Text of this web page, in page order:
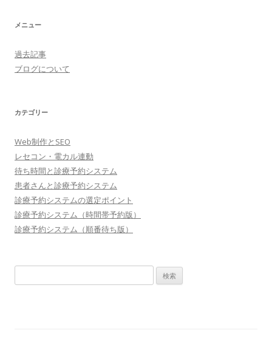
メニュー
過去記事
ブログについて
カテゴリー
Web制作とSEO
レセコン・電カル連動
待ち時間と診療予約システム
患者さんと診療予約システム
診療予約システムの選定ポイント
診療予約システム（時間帯予約版）
診療予約システム（順番待ち版）
索: